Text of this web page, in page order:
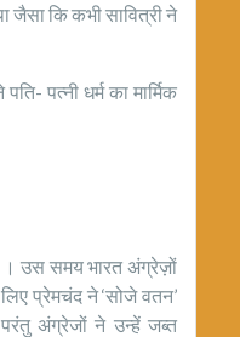
जैसा कि कभी सावित्री ने
पत्नी धर्म का मार्मिक
उस समय भारत अंग्रेज़ों
प्रेमचंद ने ‘सोजे वतन’
अंग्रेजों ने उन्हें जब्त